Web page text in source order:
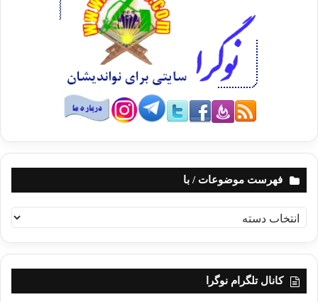
فهرست موضوعات / با
ه
ر
کانال تلگرام نوگرا